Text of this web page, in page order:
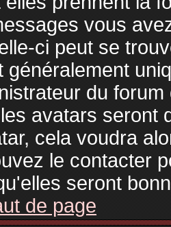
vous
ci peut se
généralement
du
avatars seront
cela voudra
le contacter
seront
de page